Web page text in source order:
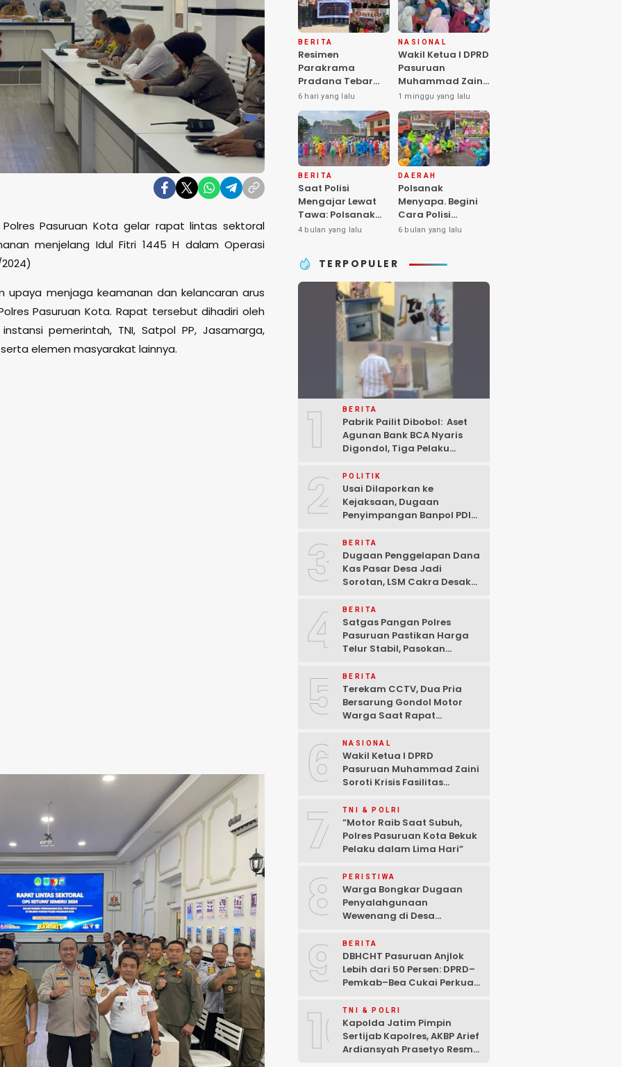
Pasuruan Kota gelar rapat lintas sektoral
menjelang Idul Fitri 1445 H dalam Operasi
upaya menjaga keamanan dan kelancaran arus
Pasuruan Kota. Rapat tersebut dihadiri oleh
pemerintah, TNI, Satpol PP, Jasamarga,
elemen masyarakat lainnya.
BERITA
Resimen
Parakrama
Pradana Tebar
Kepedulian di
Panti Asuhan
Griya Balita SYD,
Peluk Hangat
Balita Terlantar
“POLRI Hadir
Dengan Hati”
6 hari yang lalu
NASIONAL
Wakil Ketua I DPRD
Pasuruan
Muhammad Zaini
Soroti Krisis
Fasilitas Sekolah
di Tengah Efisiensi
Anggaran
1 minggu yang lalu
BERITA
Saat Polisi
Mengajar Lewat
Tawa: Polsanak
Pasuruan Sentuh
Sejak Dini
4 bulan yang lalu
DAERAH
Polsanak
Menyapa. Begini
Cara Polisi
Mendekatkan
Sejak Usia Dini
6 bulan yang lalu
TERPOPULER
1 BERITA
Pabrik Pailit Dibobol: Aset
Agunan Bank BCA Nyaris
Digondol, Tiga Pelaku
Pasuruan
2 POLITIK
Usai Dilaporkan ke
Kejaksaan, Dugaan
Penyimpangan Banpol PDIP
Tuntas “6 Eks Ketua PAC
Cabut Laporan”
3 BERITA
Dugaan Penggelapan Dana
Kas Pasar Desa Jadi
Sorotan, LSM Cakra Desak
4 BERITA
Satgas Pangan Polres
Pasuruan Pastikan Harga
Telur Stabil, Pasokan
Kekhawatiran Fluktuasi
5 BERITA
Terekam CCTV, Dua Pria
Bersarung Gondol Motor
Warga Saat Rapat
6 NASIONAL
Wakil Ketua I DPRD
Pasuruan Muhammad Zaini
Soroti Krisis Fasilitas
Anggaran
7 TNI & POLRI
‎”Motor Raib Saat Subuh,
Polres Pasuruan Kota Bekuk
Pelaku dalam Lima Hari” ‎
8 PERISTIWA
Warga Bongkar Dugaan
Penyalahgunaan
Wewenang di Desa
Mencuat
9 BERITA
DBHCHT Pasuruan Anjlok
Lebih dari 50 Persen: DPRD–
Pemkab–Bea Cukai Perkuat
Rokok Ilegal
10TNI & POLRI
Kapolda Jatim Pimpin
Sertijab Kapolres, AKBP Arief
Ardiansyah Prasetyo Resmi